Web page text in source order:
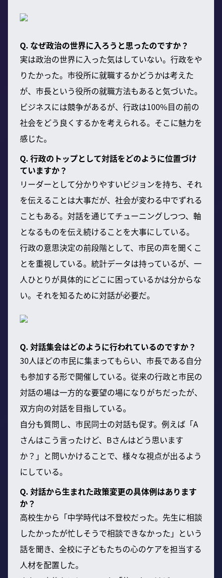
Q. なぜ政治の世界に入ろうと思ったのですか？
実は政治の世界に入った気はしていない。行政をや
りたかった。市役所に就職するかどうかは考えた
が、市長という役所の就職方法もあると気づいた。
ビジネスには競争があるが、行政は100%目の前の
社会をどう良くするかを考えられる。そこに魅力を
感じた。
Q. 行政のトップとして対話をどのように位置づけ
ていますか？
リーダーとして分かりやすいビジョンを持ち、それ
を伝えることは大事だが、社会が変わる中でずれる
こともある。対話を通じてチューニングしつつ、軸
となるものを伝え続けることを大事にしている。
行政の意思決定の前段階として、市民の声を聞くこ
とを重視している。統計データは持っているが、一
人ひとりが具体的にどこに困っているかは分からな
い。それを知るために対話が必要だ。
Q. 対話集会はどのように行われているのですか？
30人ほどの市民に集まってもらい、市長である自分
も参加する形で開催している。従来の行政と市民の
対話の場は一方的な要望の場になりがちだったが、
双方向の対話を目指している。
自分も質問し、市民同士の対話も促す。例えば「A
さんはこう言ったけど、Bさんはどう思います
か？」と問いかけることで、様々な視点が出るよう
にしている。
Q. 対話から生まれた政策変更の具体例はあります
か？
高校生から「中学時代は不登校だった。先生に相談
したかったが忙しそうで相談できなかった」という
話を聞き、全校に子どもたちの心のケアを担当する
人材を配置した。